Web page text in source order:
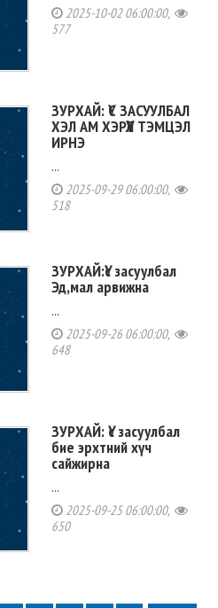
2025-10-02 06:00:00,
577
ЗУРХАЙ: ҮС ЗАСУУЛБАЛ
ХЭЛ АМ ХЭРҮҮЛ ТЭМЦЭЛ
ИРНЭ
...
2025-09-29 06:00:00,
518
ЗУРХАЙ:Үс засуулбал
Эд,мал арвижна
...
2025-09-26 06:00:00,
648
ЗУРХАЙ: Үс засуулбал
бие эрхтний хүч
сайжирна
...
2025-09-25 06:00:00,
650